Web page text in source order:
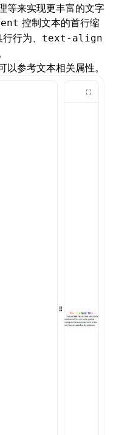
等来实现更丰富的文字
控制文本的首行缩
行为、 text-align
以参考文本相关属性。